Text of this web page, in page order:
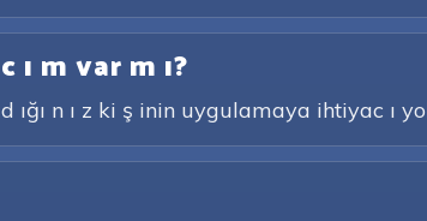
m var m ı?
n ı z ki ş inin uygulamaya ihtiyac ı